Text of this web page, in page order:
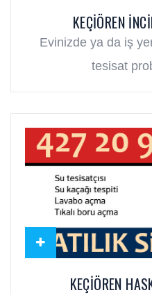
KEÇIÖREN
Evinizde ya da iş
tesisat
KEÇIÖREN